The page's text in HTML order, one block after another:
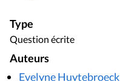
Type
Question écrite
Auteurs
Evelyne Huytebroeck